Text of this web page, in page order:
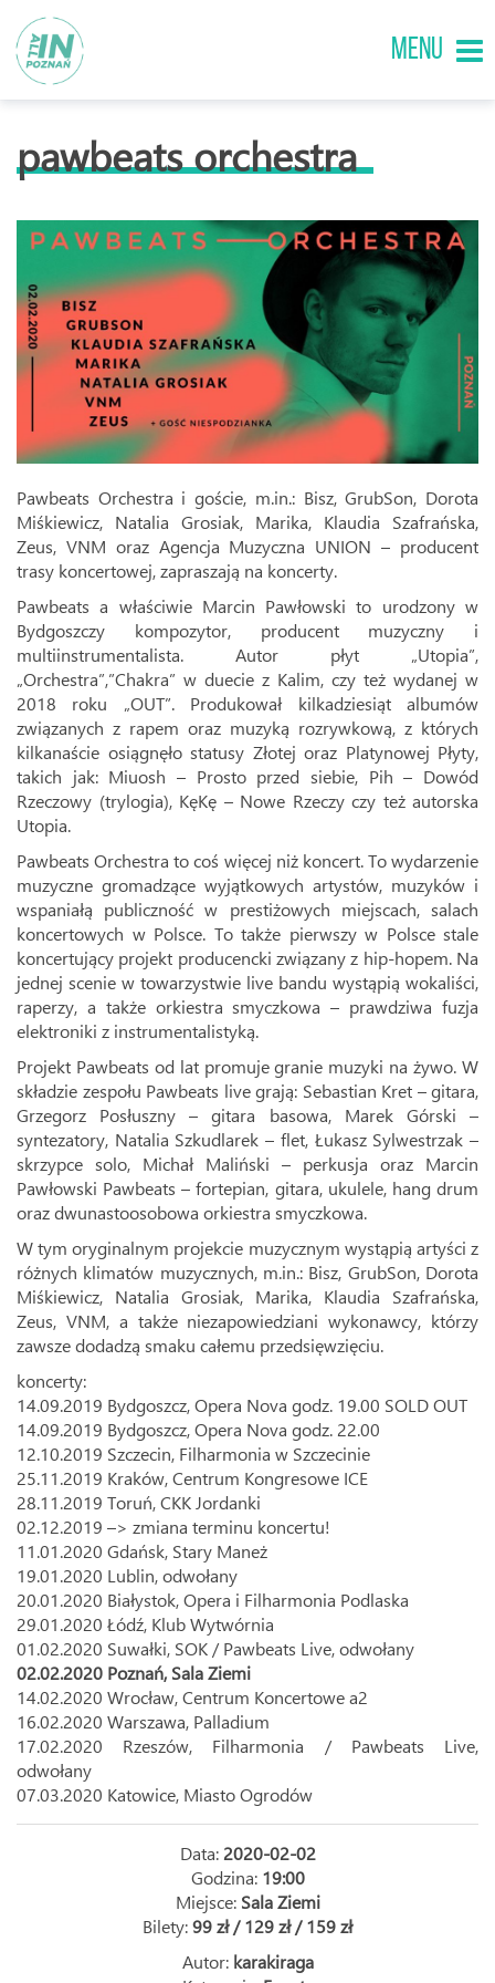
MENU
pawbeats orchestra
Pawbeats Orchestra i goście, m.in.: Bisz, GrubSon, Dorota
Miśkiewicz, Natalia Grosiak, Marika, Klaudia Szafrańska,
Zeus, VNM oraz Agencja Muzyczna UNION – producent
trasy koncertowej, zapraszają na koncerty.
Pawbeats a właściwie Marcin Pawłowski to urodzony w
Bydgoszczy kompozytor, producent muzyczny i
multiinstrumentalista. Autor płyt „Utopia”,
„Orchestra”,”Chakra” w duecie z Kalim, czy też wydanej w
2018 roku „OUT”. Produkował kilkadziesiąt albumów
związanych z rapem oraz muzyką rozrywkową, z których
kilkanaście osiągnęło statusy Złotej oraz Platynowej Płyty,
takich jak: Miuosh – Prosto przed siebie, Pih – Dowód
Rzeczowy (trylogia), KęKę – Nowe Rzeczy czy też autorska
Utopia.
Pawbeats Orchestra to coś więcej niż koncert. To wydarzenie
muzyczne gromadzące wyjątkowych artystów, muzyków i
wspaniałą publiczność w prestiżowych miejscach, salach
koncertowych w Polsce. To także pierwszy w Polsce stale
koncertujący projekt producencki związany z hip-hopem. Na
jednej scenie w towarzystwie live bandu wystąpią wokaliści,
raperzy, a także orkiestra smyczkowa – prawdziwa fuzja
elektroniki z instrumentalistyką.
Projekt Pawbeats od lat promuje granie muzyki na żywo. W
składzie zespołu Pawbeats live grają: Sebastian Kret – gitara,
Grzegorz Posłuszny – gitara basowa, Marek Górski –
syntezatory, Natalia Szkudlarek – flet, Łukasz Sylwestrzak –
skrzypce solo, Michał Maliński – perkusja oraz Marcin
Pawłowski Pawbeats – fortepian, gitara, ukulele, hang drum
oraz dwunastoosobowa orkiestra smyczkowa.
W tym oryginalnym projekcie muzycznym wystąpią artyści z
różnych klimatów muzycznych, m.in.: Bisz, GrubSon, Dorota
Miśkiewicz, Natalia Grosiak, Marika, Klaudia Szafrańska,
Zeus, VNM, a także niezapowiedziani wykonawcy, którzy
zawsze dodadzą smaku całemu przedsięwzięciu.
koncerty:
14.09.2019 Bydgoszcz, Opera Nova godz. 19.00 SOLD OUT
14.09.2019 Bydgoszcz, Opera Nova godz. 22.00
12.10.2019 Szczecin, Filharmonia w Szczecinie
25.11.2019 Kraków, Centrum Kongresowe ICE
28.11.2019 Toruń, CKK Jordanki
02.12.2019 –> zmiana terminu koncertu!
11.01.2020 Gdańsk, Stary Maneż
19.01.2020 Lublin, odwołany
20.01.2020 Białystok, Opera i Filharmonia Podlaska
29.01.2020 Łódź, Klub Wytwórnia
01.02.2020 Suwałki, SOK / Pawbeats Live, odwołany
02.02.2020 Poznań, Sala Ziemi
14.02.2020 Wrocław, Centrum Koncertowe a2
16.02.2020 Warszawa, Palladium
17.02.2020 Rzeszów, Filharmonia / Pawbeats Live,
odwołany
07.03.2020 Katowice, Miasto Ogrodów
Data: 2020-02-02
Godzina: 19:00
Miejsce: Sala Ziemi
Bilety:99 zł / 129 zł / 159 zł
Autor: karakiraga